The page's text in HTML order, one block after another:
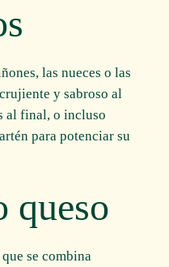
las nueces o las
y sabroso al
al final, o incluso
para potenciar su
queso
se combina